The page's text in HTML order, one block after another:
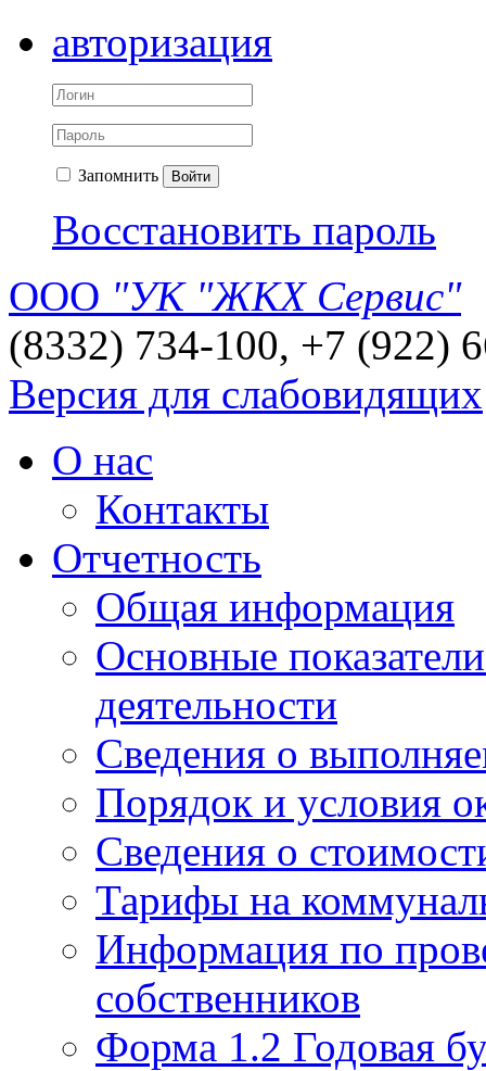
авторизация
Запомнить Войти
Восстановить пароль
ООО "УК "ЖКХ Сервис"
(8332) 734-100, +7 (922)
Версия для слабовидящих
О нас
Контакты
Отчетность
Общая информация
Основные
деятельности
Сведения о
Порядок и условия
Сведения о
Тарифы на
Информация по
собственников
Форма 1.2 Годовая